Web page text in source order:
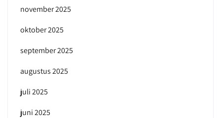
november 2025
oktober 2025
september 2025
augustus 2025
juli 2025
juni 2025